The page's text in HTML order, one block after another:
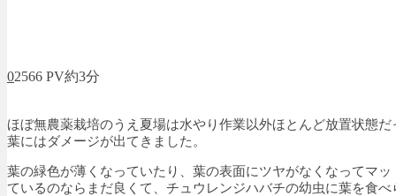
02566 PV約3分
ほぼ無農薬栽培のうえ夏場は水やり作業以外ほとんど放置状態
葉にはダメージが出てきました。
葉の緑色が薄くなっていたり、葉の表面にツヤがなくなってマ
ているのならまだ良くて、チュウレンジハバチの幼虫に葉を食